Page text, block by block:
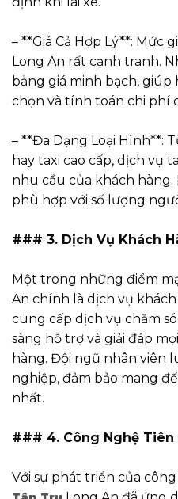
– **Giá Cả Hợp Lý**: Mức
Long An rất cạnh tranh.
bảng giá minh bạch,
chọn và tính toán chi phí
– **Đa Dạng Loại Hình**:
hay taxi cao cấp, dịch vụ
nhu cầu của khách hàng.
phù hợp với số lượng
### 3. Dịch Vụ Khách
Một trong những điểm
An chính là dịch vụ
cung cấp dịch vụ chăm
sàng hỗ trợ và giải đáp
hàng. Đội ngũ nhân viên
nghiệp, đảm bảo mang
nhất.
### 4. Công Nghệ Tiên
Với sự phát triển của